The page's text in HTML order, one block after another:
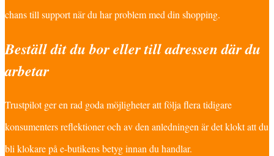
chans till support när du har problem med din shopping.
Beställ dit du bor eller till adressen där du
arbetar
Trustpilot ger en rad goda möjligheter att följa flera tidigare
konsumenters reflektioner och av den anledningen är det klokt att du
bli klokare på e-butikens betyg innan du handlar.